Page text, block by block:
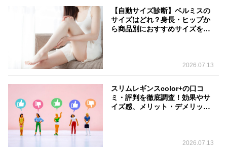
【自動サイズ診断】ベルミスの
サイズはどれ？身長・ヒップか
ら商品別におすすめサイズを判
2026.07.13
スリムレギンスcolor+の口コ
ミ・評判を徹底調査！効果やサ
イズ感、メリット・デメリット
2026.07.13